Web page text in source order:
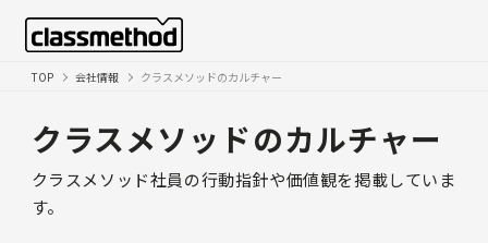
TOP 会社情報 クラスメソッドのカルチャー
クラスメソッドのカルチャー
クラスメソッド社員の行動指針や価値観を掲載していま
す。